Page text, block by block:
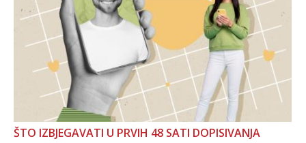
ŠTO IZBJEGAVATI U PRVIH 48 SATI DOPISIVANJA